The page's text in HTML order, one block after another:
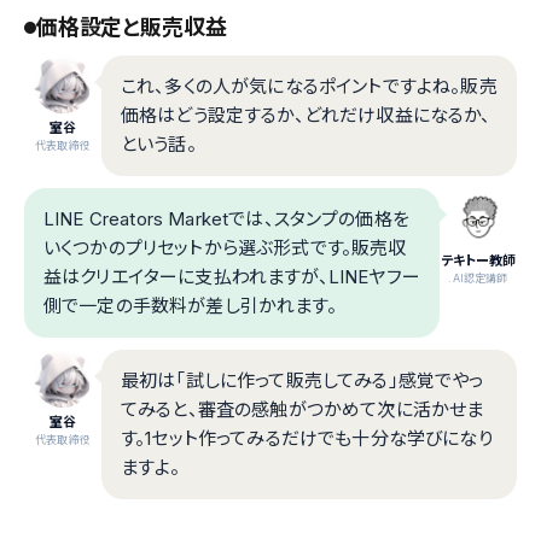
価格設定と販売収益
室谷
代表取締役
これ、多くの人が気になるポイントですよね。販売
価格はどう設定するか、どれだけ収益になるか、
という話。
テキトー教師
.AI認定講師
LINE Creators Marketでは、スタンプの価格を
いくつかのプリセットから選ぶ形式です。販売収
益はクリエイターに支払われますが、LINEヤフー
側で一定の手数料が差し引かれます。
室谷
代表取締役
最初は「試しに作って販売してみる」感覚でやっ
てみると、審査の感触がつかめて次に活かせま
す。1セット作ってみるだけでも十分な学びになり
ますよ。